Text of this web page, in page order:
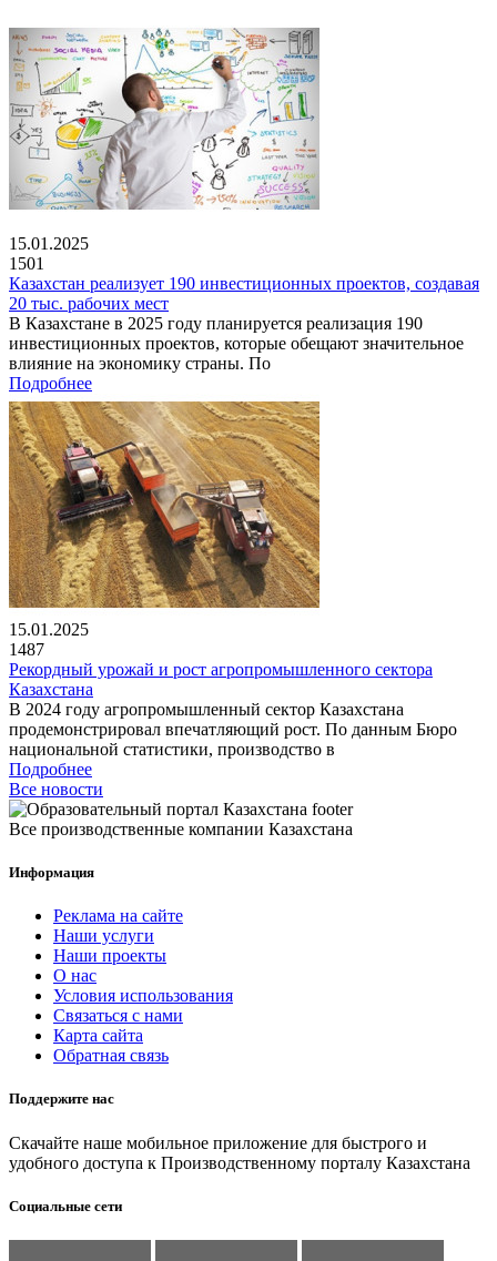
15.01.2025
1501
Казахстан реализует 190 инвестиционных проектов, создавая
20 тыс. рабочих мест
В Казахстане в 2025 году планируется реализация 190
инвестиционных проектов, которые обещают значительное
влияние на экономику страны. По
Подробнее
15.01.2025
1487
Рекордный урожай и рост агропромышленного сектора
Казахстана
В 2024 году агропромышленный сектор Казахстана
продемонстрировал впечатляющий рост. По данным Бюро
национальной статистики, производство в
Подробнее
Все новости
Все производственные компании Казахстана
Информация
Реклама на сайте
Наши услуги
Наши проекты
О нас
Условия использования
Связаться с нами
Карта сайта
Обратная связь
Поддержите нас
Скачайте наше мобильное приложение для быстрого и
удобного доступа к Производственному порталу Казахстана
Социальные сети